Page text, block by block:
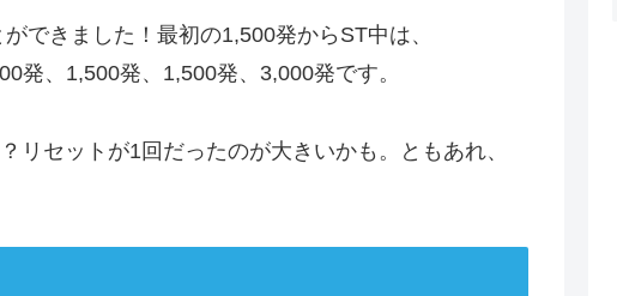
できました！最初の1,500発からST中は、
発、1,500発、1,500発、3,000発です。
リセットが1回だったのが大きいかも。ともあれ、